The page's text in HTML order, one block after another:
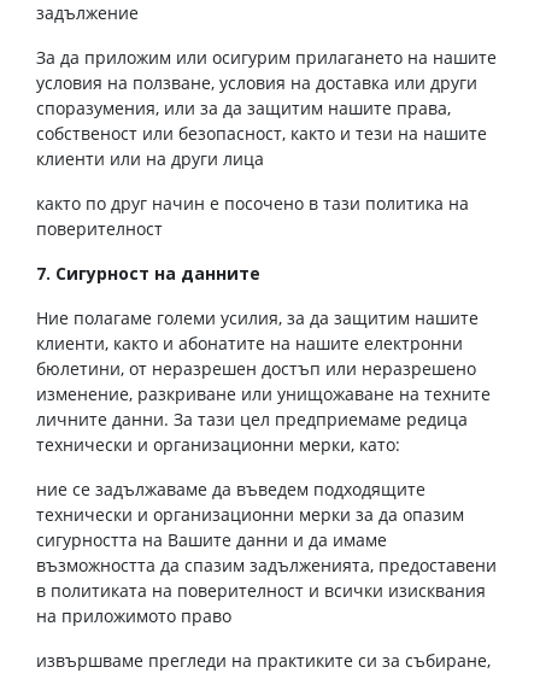
задължение
За да приложим или осигурим прилагането на нашите
условия на ползване, условия на доставка или други
споразумения, или за да защитим нашите права,
собственост или безопасност, както и тези на нашите
клиенти или на други лица
както по друг начин е посочено в тази политика на
поверителност
7. Сигурност на данните
Ние полагаме големи усилия, за да защитим нашите
клиенти, както и абонатите на нашите електронни
бюлетини, от неразрешен достъп или неразрешено
изменение, разкриване или унищожаване на техните
личните данни. За тази цел предприемаме редица
технически и организационни мерки, като:
ние се задължаваме да въведем подходящите
технически и организационни мерки за да опазим
сигурността на Вашите данни и да имаме
възможността да спазим задълженията, предоставени
в политиката на поверителност и всички изисквания
на приложимото право
извършваме прегледи на практиките си за събиране,